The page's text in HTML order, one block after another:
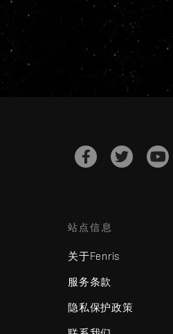
站点信息
关于Fenris
服务条款
隐私保护政策